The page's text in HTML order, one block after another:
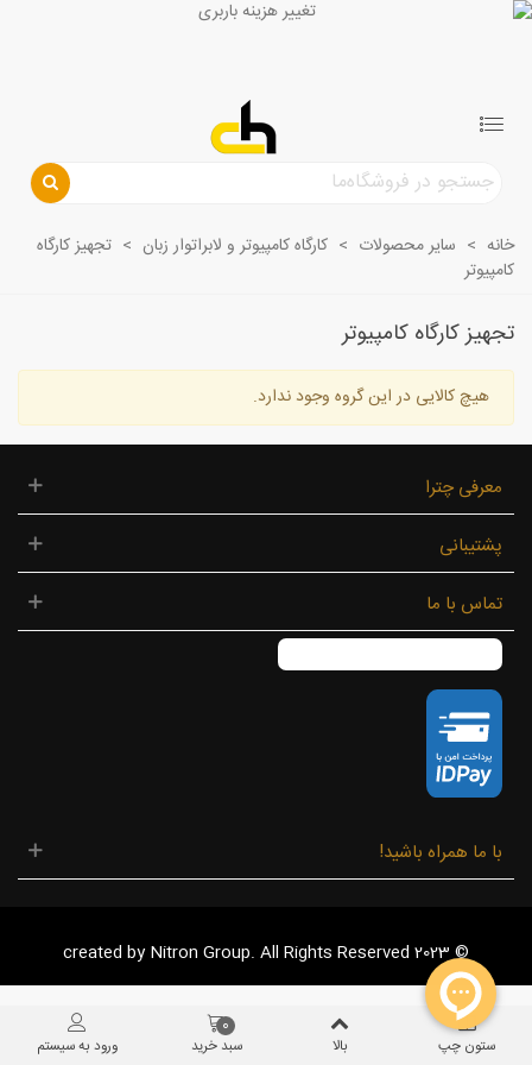
خانه > سایر محصولات > کارگاه کامپیوتر و لابراتوار زبان > تجهیز کارگاه
کامپیوتر
تجهیز کارگاه کامپیوتر
هیچ کالایی در این گروه وجود ندارد.
معرفی چترا
پشتیبانی
تماس با ما
با ما همراه باشید!
© 2023 created by Nitron Group. All Rights Reserved
ستون چپ بالا سبد خرید
0
ورود به سیستم